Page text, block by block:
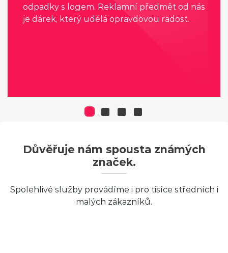
odpadky s logem. Reklamní předmět od nás
je dárek, který udělá opravdovou radost.
Důvěřuje nám spousta známých
značek.
Spolehlivé služby provádíme i pro tisíce středních i
malých zákazníků.